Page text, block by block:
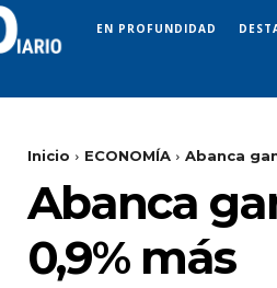
EN PROFUNDIDAD
Inicio ECONOMÍA Abanca
Abanca
0,9% más